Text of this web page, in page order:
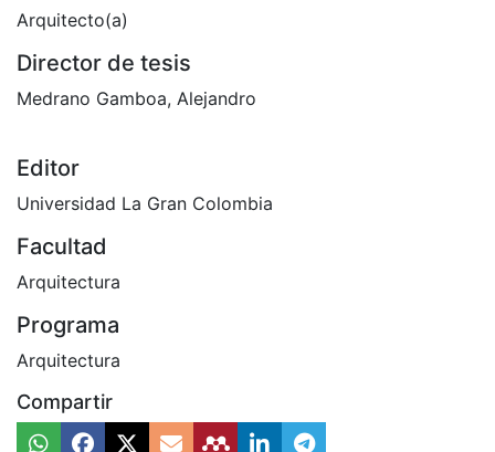
Arquitecto(a)
Director de tesis
Medrano Gamboa, Alejandro
Editor
Universidad La Gran Colombia
Facultad
Arquitectura
Programa
Arquitectura
Compartir